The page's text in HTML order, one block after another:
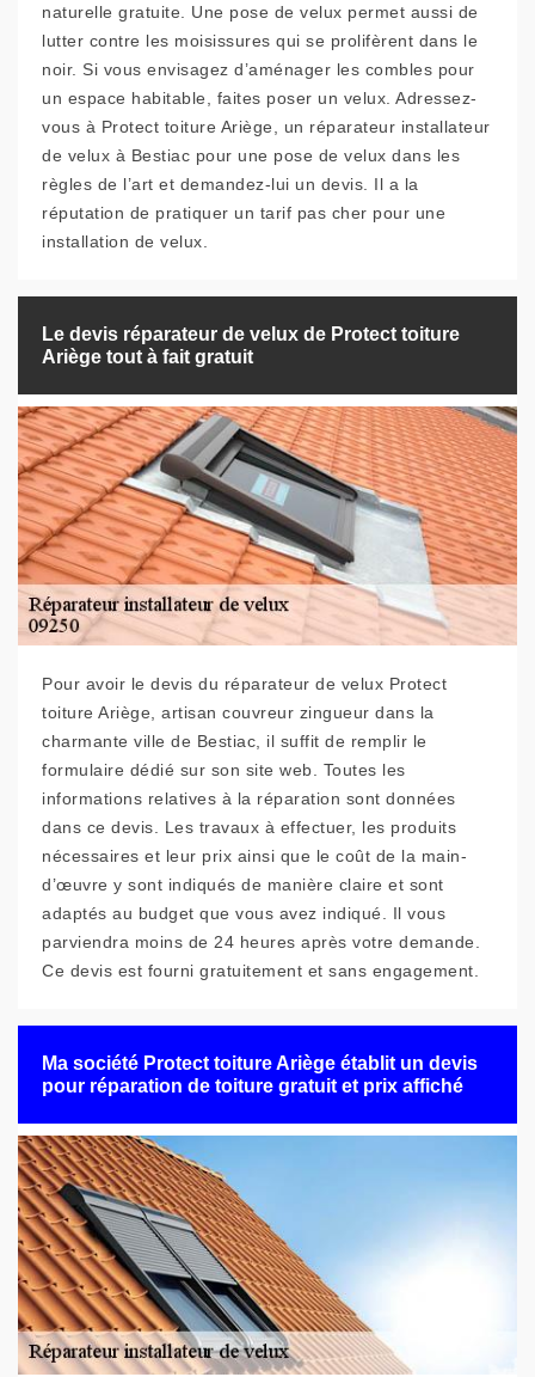
naturelle gratuite. Une pose de velux permet aussi de
lutter contre les moisissures qui se prolifèrent dans le
noir. Si vous envisagez d’aménager les combles pour
un espace habitable, faites poser un velux. Adressez-
vous à Protect toiture Ariège, un réparateur installateur
de velux à Bestiac pour une pose de velux dans les
règles de l’art et demandez-lui un devis. Il a la
réputation de pratiquer un tarif pas cher pour une
installation de velux.
Le devis réparateur de velux de Protect toiture
Ariège tout à fait gratuit
Pour avoir le devis du réparateur de velux Protect
toiture Ariège, artisan couvreur zingueur dans la
charmante ville de Bestiac, il suffit de remplir le
formulaire dédié sur son site web. Toutes les
informations relatives à la réparation sont données
dans ce devis. Les travaux à effectuer, les produits
nécessaires et leur prix ainsi que le coût de la main-
d’œuvre y sont indiqués de manière claire et sont
adaptés au budget que vous avez indiqué. Il vous
parviendra moins de 24 heures après votre demande.
Ce devis est fourni gratuitement et sans engagement.
Ma société Protect toiture Ariège établit un devis
pour réparation de toiture gratuit et prix affiché